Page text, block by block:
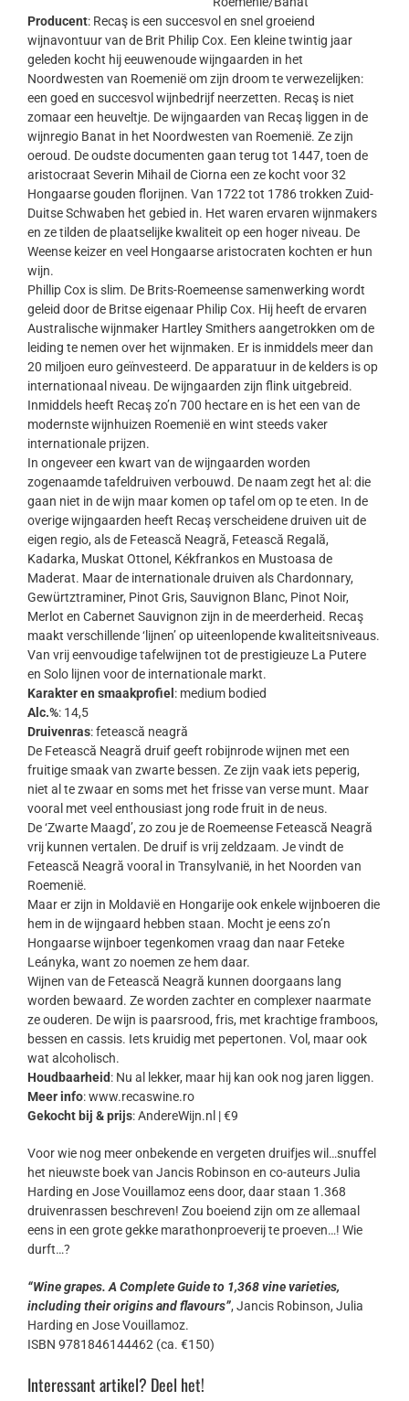
Producent: Recaş is een succesvol en snel groeiend
wijnavontuur van de Brit Philip Cox. Een kleine twintig jaar
geleden kocht hij eeuwenoude wijngaarden in het
Noordwesten van Roemenië om zijn droom te verwezelijken:
een goed en succesvol wijnbedrijf neerzetten. Recaş is niet
zomaar een heuveltje. De wijngaarden van Recaş liggen in de
wijnregio Banat in het Noordwesten van Roemenië. Ze zijn
oeroud. De oudste documenten gaan terug tot 1447, toen de
aristocraat Severin Mihail de Ciorna een ze kocht voor 32
Hongaarse gouden florijnen. Van 1722 tot 1786 trokken Zuid-
Duitse Schwaben het gebied in. Het waren ervaren wijnmakers
en ze tilden de plaatselijke kwaliteit op een hoger niveau. De
Weense keizer en veel Hongaarse aristocraten kochten er hun
wijn.
Phillip Cox is slim. De Brits-Roemeense samenwerking wordt
geleid door de Britse eigenaar Philip Cox. Hij heeft de ervaren
Australische wijnmaker Hartley Smithers aangetrokken om de
leiding te nemen over het wijnmaken. Er is inmiddels meer dan
20 miljoen euro geïnvesteerd. De apparatuur in de kelders is op
internationaal niveau. De wijngaarden zijn flink uitgebreid.
Inmiddels heeft Recaş zo’n 700 hectare en is het een van de
modernste wijnhuizen Roemenië en wint steeds vaker
internationale prijzen.
In ongeveer een kwart van de wijngaarden worden
zogenaamde tafeldruiven verbouwd. De naam zegt het al: die
gaan niet in de wijn maar komen op tafel om op te eten. In de
overige wijngaarden heeft Recaş verscheidene druiven uit de
eigen regio, als de Fetească Neagră, Fetească Regală,
Kadarka, Muskat Ottonel, Kékfrankos en Mustoasa de
Maderat. Maar de internationale druiven als Chardonnary,
Gewürtztraminer, Pinot Gris, Sauvignon Blanc, Pinot Noir,
Merlot en Cabernet Sauvignon zijn in de meerderheid. Recaş
maakt verschillende ‘lijnen’ op uiteenlopende kwaliteitsniveaus.
Van vrij eenvoudige tafelwijnen tot de prestigieuze La Putere
en Solo lijnen voor de internationale markt.
Karakter en smaakprofiel : medium bodied
Alc.%: 14,5
Druivenras: fetească neagră
De Fetească Neagră druif geeft robijnrode wijnen met een
fruitige smaak van zwarte bessen. Ze zijn vaak iets peperig,
niet al te zwaar en soms met het frisse van verse munt. Maar
vooral met veel enthousiast jong rode fruit in de neus.
De ‘Zwarte Maagd’, zo zou je de Roemeense Fetească Neagră
vrij kunnen vertalen. De druif is vrij zeldzaam. Je vindt de
Fetească Neagră vooral in Transylvanië, in het Noorden van
Roemenië.
Maar er zijn in Moldavië en Hongarije ook enkele wijnboeren die
hem in de wijngaard hebben staan. Mocht je eens zo’n
Hongaarse wijnboer tegenkomen vraag dan naar Feteke
Leányka, want zo noemen ze hem daar.
Wijnen van de Fetească Neagră kunnen doorgaans lang
worden bewaard. Ze worden zachter en complexer naarmate
ze ouderen. De wijn is paarsrood, fris, met krachtige framboos,
bessen en cassis. Iets kruidig met pepertonen. Vol, maar ook
wat alcoholisch.
Houdbaarheid: Nu al lekker, maar hij kan ook nog jaren liggen.
Meer info: www.recaswine.ro
Gekocht bij & prijs: AndereWijn.nl | €9
Voor wie nog meer onbekende en vergeten druifjes wil…snuffel
het nieuwste boek van Jancis Robinson en co-auteurs Julia
Harding en Jose Vouillamoz eens door, daar staan 1.368
druivenrassen beschreven! Zou boeiend zijn om ze allemaal
eens in een grote gekke marathonproeverij te proeven…! Wie
durft…?
“Wine grapes. A Complete Guide to 1,368 vine varieties,
including their origins and flavours”, Jancis Robinson, Julia
Harding en Jose Vouillamoz.
ISBN 9781846144462 (ca. €150)
Interessant artikel? Deel het!